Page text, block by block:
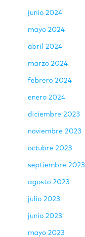
junio 2024
mayo 2024
abril 2024
marzo 2024
febrero 2024
enero 2024
diciembre 2023
noviembre 2023
octubre 2023
septiembre 2023
agosto 2023
julio 2023
junio 2023
mayo 2023